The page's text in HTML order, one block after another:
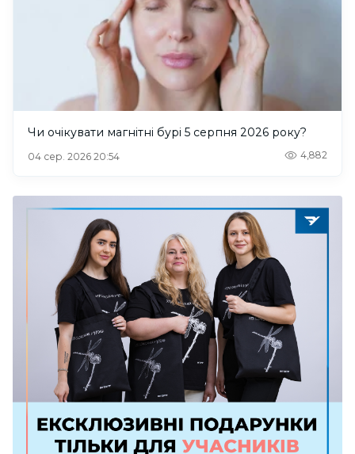
Чи очікувати магнітні бурі 5 серпня 2026 року?
04 сер. 2026 20:54 4,882